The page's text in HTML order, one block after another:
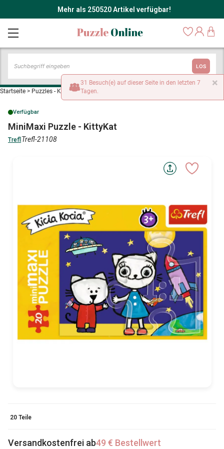
Mehr als 250520 Artikel verfügbar!
LOS
Startseite > Puzzles - Katzen >MiniMaxi Puzzle - KittyKat
Verfügbar
MiniMaxi Puzzle - KittyKat
Trefl Trefl-21108
20 Teile
Versandkostenfrei ab49 € Bestellwert
×
31 Besuch(e) auf dieser Seite in den letzten 7
Tagen.